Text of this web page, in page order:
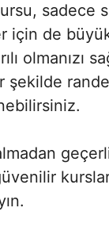
sadece
için de
olmanızı
şekilde